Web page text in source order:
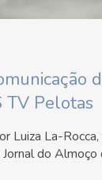
TV Pelotas
Luiza La-
do Almoço